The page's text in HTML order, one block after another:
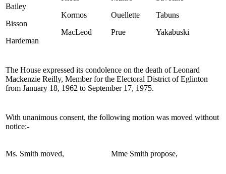
Bailey
Bisson
Hardeman
Kormos
MacLeod
Ouellette
Prue
Tabuns
Yakabuski
The House expressed its condolence on the death of Leonard
Mackenzie Reilly, Member for the Electoral District of Eglinton
from January 18, 1962 to September 17, 1975.
With unanimous consent, the following motion was moved without
notice:-
Ms. Smith moved, Mme Smith propose,